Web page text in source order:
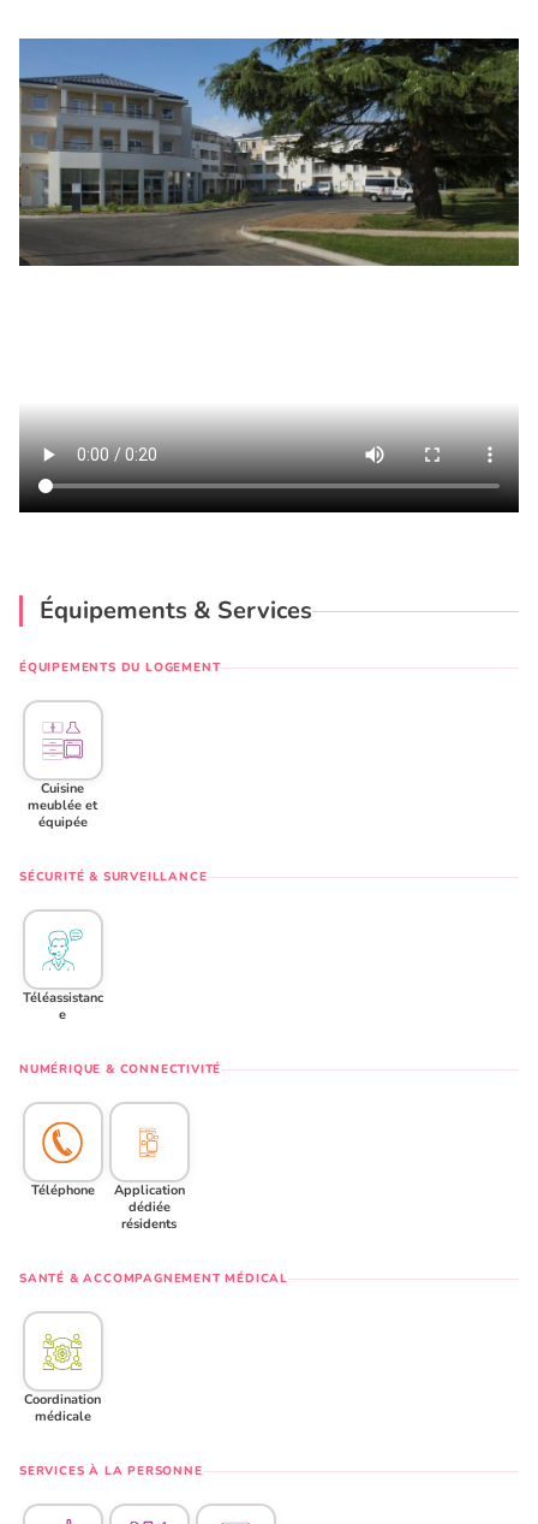
Équipements & Services
ÉQUIPEMENTS DU LOGEMENT
Cuisine
meublée et
équipée
SÉCURITÉ & SURVEILLANCE
Téléassistanc
e
NUMÉRIQUE & CONNECTIVITÉ
Téléphone
Application
dédiée
résidents
SANTÉ & ACCOMPAGNEMENT MÉDICAL
Coordination
médicale
SERVICES À LA PERSONNE